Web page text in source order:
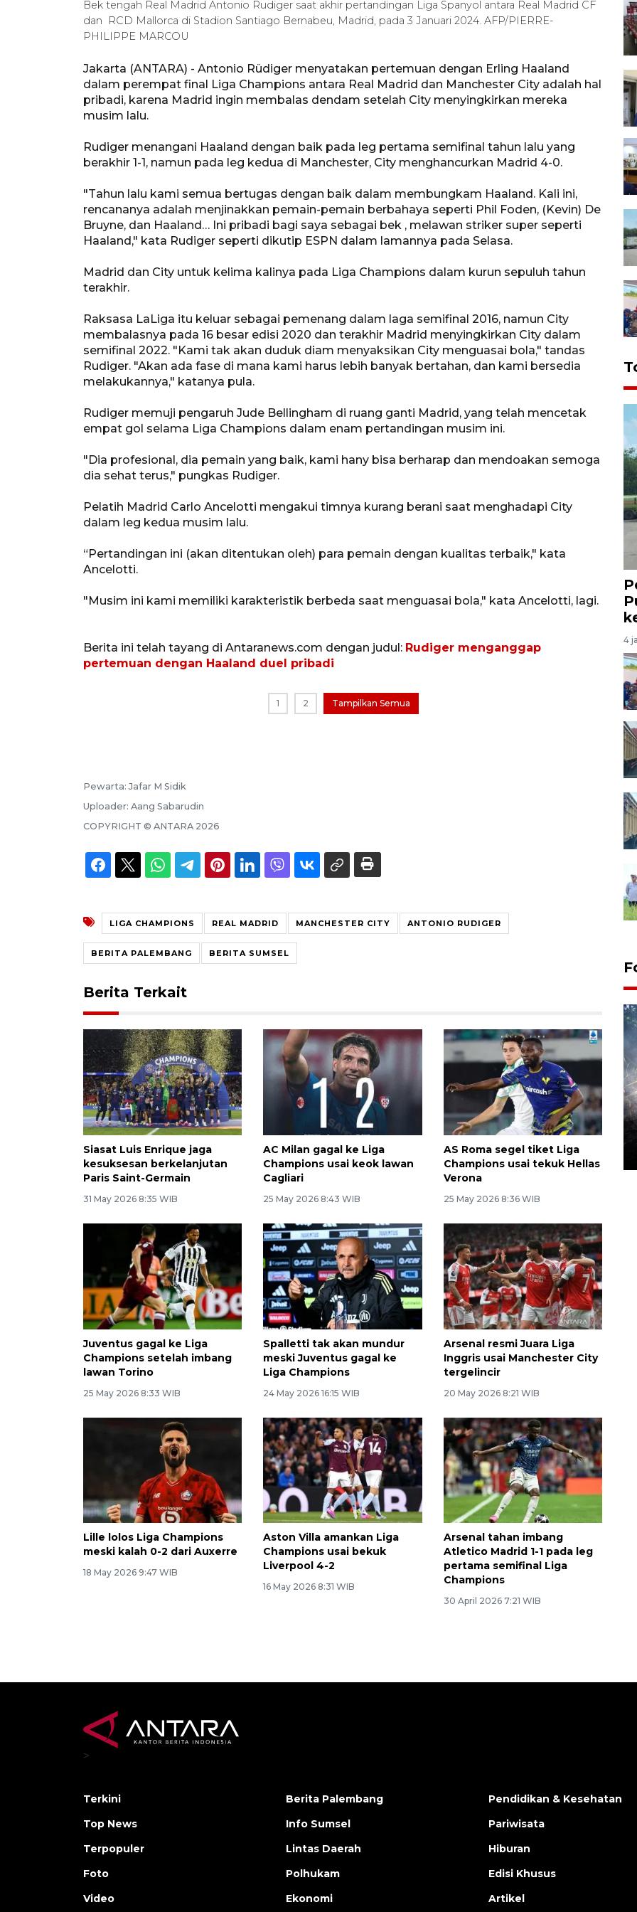
Bek tengah Real Madrid Antonio Rudiger saat akhir pertandingan Liga Spanyol antara Real Madrid CF
dan RCD Mallorca di Stadion Santiago Bernabeu, Madrid, pada 3 Januari 2024. AFP/PIERRE-
PHILIPPE MARCOU
Jakarta (ANTARA) - Antonio Rüdiger menyatakan pertemuan dengan Erling Haaland
dalam perempat final Liga Champions antara Real Madrid dan Manchester City adalah hal
pribadi, karena Madrid ingin membalas dendam setelah City menyingkirkan mereka
musim lalu.
Rudiger menangani Haaland dengan baik pada leg pertama semifinal tahun lalu yang
berakhir 1-1, namun pada leg kedua di Manchester, City menghancurkan Madrid 4-0.
"Tahun lalu kami semua bertugas dengan baik dalam membungkam Haaland. Kali ini,
rencananya adalah menjinakkan pemain-pemain berbahaya seperti Phil Foden, (Kevin) De
Bruyne, dan Haaland… Ini pribadi bagi saya sebagai bek , melawan striker super seperti
Haaland," kata Rudiger seperti dikutip ESPN dalam lamannya pada Selasa.
Madrid dan City untuk kelima kalinya pada Liga Champions dalam kurun sepuluh tahun
terakhir.
Raksasa LaLiga itu keluar sebagai pemenang dalam laga semifinal 2016, namun City
membalasnya pada 16 besar edisi 2020 dan terakhir Madrid menyingkirkan City dalam
semifinal 2022. "Kami tak akan duduk diam menyaksikan City menguasai bola," tandas
Rudiger. "Akan ada fase di mana kami harus lebih banyak bertahan, dan kami bersedia
melakukannya," katanya pula.
Rudiger memuji pengaruh Jude Bellingham di ruang ganti Madrid, yang telah mencetak
empat gol selama Liga Champions dalam enam pertandingan musim ini.
"Dia profesional, dia pemain yang baik, kami hany bisa berharap dan mendoakan semoga
dia sehat terus," pungkas Rudiger.
Pelatih Madrid Carlo Ancelotti mengakui timnya kurang berani saat menghadapi City
dalam leg kedua musim lalu.
“Pertandingan ini (akan ditentukan oleh) para pemain dengan kualitas terbaik," kata
Ancelotti.
"Musim ini kami memiliki karakteristik berbeda saat menguasai bola," kata Ancelotti, lagi.
Berita ini telah tayang di Antaranews.com dengan judul: Rudiger menganggap
pertemuan dengan Haaland duel pribadi
1 2 Tampilkan Semua
Pewarta: Jafar M Sidik
Uploader: Aang Sabarudin
COPYRIGHT © ANTARA 2026
LIGA CHAMPIONS REAL MADRID MANCHESTER CITY ANTONIO RUDIGER
BERITA PALEMBANG BERITA SUMSEL
Berita Terkait
Siasat Luis Enrique jaga
kesuksesan berkelanjutan
Paris Saint-Germain
31 May 2026 8:35 WIB
AC Milan gagal ke Liga
Champions usai keok lawan
Cagliari
25 May 2026 8:43 WIB
AS Roma segel tiket Liga
Champions usai tekuk Hellas
Verona
25 May 2026 8:36 WIB
Juventus gagal ke Liga
Champions setelah imbang
lawan Torino
25 May 2026 8:33 WIB
Spalletti tak akan mundur
meski Juventus gagal ke
Liga Champions
24 May 2026 16:15 WIB
Arsenal resmi Juara Liga
Inggris usai Manchester City
tergelincir
20 May 2026 8:21 WIB
Lille lolos Liga Champions
meski kalah 0-2 dari Auxerre
18 May 2026 9:47 WIB
Aston Villa amankan Liga
Champions usai bekuk
Liverpool 4-2
16 May 2026 8:31 WIB
Arsenal tahan imbang
Atletico Madrid 1-1 pada leg
pertama semifinal Liga
Champions
30 April 2026 7:21 WIB
4
Alokasi anggaran untuk bibit
kopi arabika Gayo
15 June 2026 11:15 WIB
>
Terkini
Top News
Terpopuler
Foto
Video
Berita Palembang
Info Sumsel
Lintas Daerah
Polhukam
Ekonomi
Pendidikan & Kesehatan
Pariwisata
Hiburan
Edisi Khusus
Artikel